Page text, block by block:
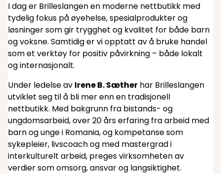
I dag er Brilleslangen en moderne nettbutikk med
tydelig fokus på øyehelse, spesialprodukter og
løsninger som gir trygghet og kvalitet for både barn
og voksne. Samtidig er vi opptatt av å bruke handel
som et verktøy for positiv påvirkning – både lokalt
og internasjonalt.
Under ledelse av Irene B. Sæther har Brilleslangen
utviklet seg til å bli mer enn en tradisjonell
nettbutikk. Med bakgrunn fra bistands- og
ungdomsarbeid, over 20 års erfaring fra arbeid med
barn og unge i Romania, og kompetanse som
sykepleier, livscoach og med mastergrad i
interkulturelt arbeid, preges virksomheten av
verdier som omsorg, ansvar og langsiktighet.